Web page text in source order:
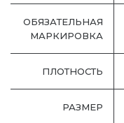
ОБЯЗАТЕЛЬНАЯ
МАРКИРОВКА
ПЛОТНОСТЬ
РАЗМЕР